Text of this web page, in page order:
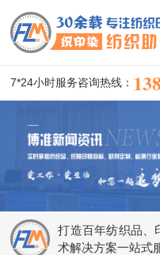
7*24小时服务咨询热线：
打造百年纺织品、
术解决方案一站式